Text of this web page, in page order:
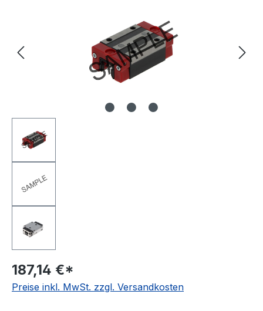
187,14 €*
Preise inkl. MwSt. zzgl. Versandkosten